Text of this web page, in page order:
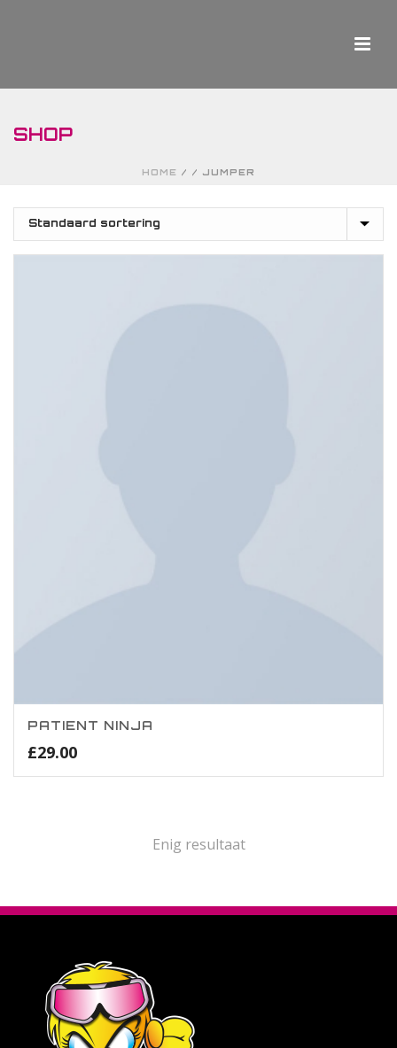
SHOP
HOME / / JUMPER
PATIENT NINJA
£29.00
Enig resultaat